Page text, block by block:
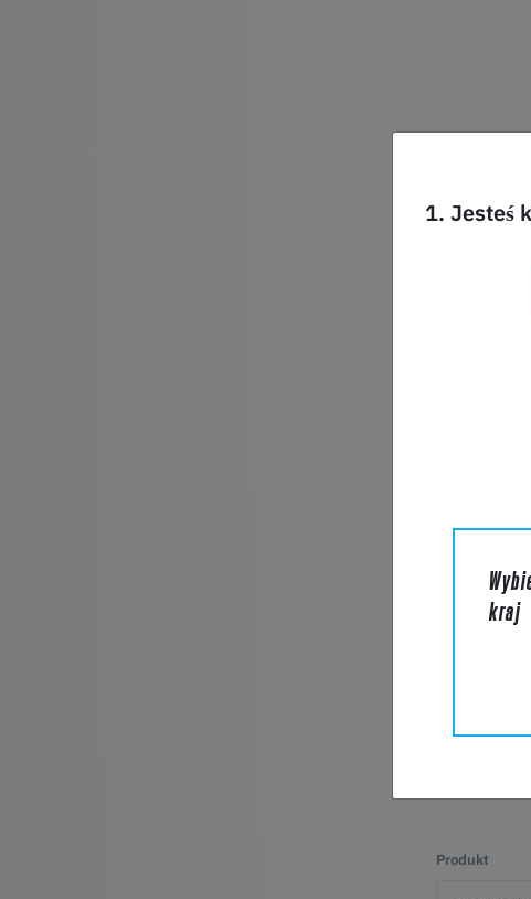
Produkt
1. Jesteś
kraj